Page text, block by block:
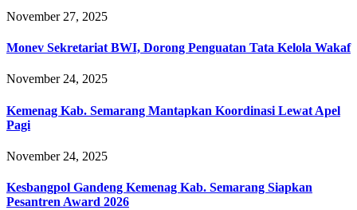
November 27, 2025
Monev Sekretariat BWI, Dorong Penguatan Tata Kelola Wakaf
November 24, 2025
Kemenag Kab. Semarang Mantapkan Koordinasi Lewat Apel
Pagi
November 24, 2025
Kesbangpol Gandeng Kemenag Kab. Semarang Siapkan
Pesantren Award 2026